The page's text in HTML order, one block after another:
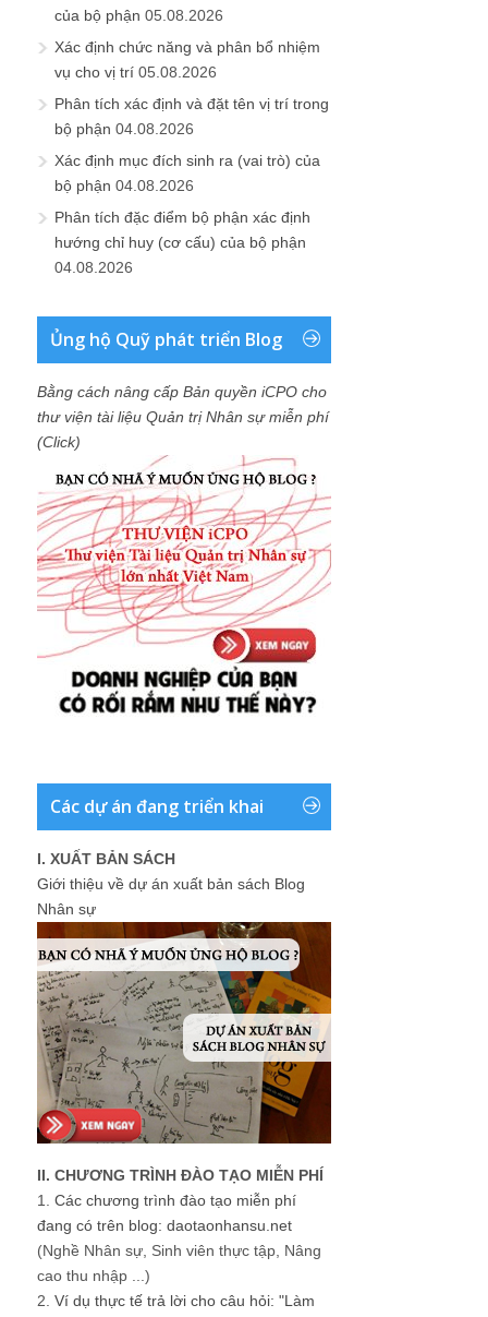
của bộ phận 05.08.2026
Xác định chức năng và phân bổ nhiệm
vụ cho vị trí 05.08.2026
Phân tích xác định và đặt tên vị trí trong
bộ phận 04.08.2026
Xác định mục đích sinh ra (vai trò) của
bộ phận 04.08.2026
Phân tích đặc điểm bộ phận xác định
hướng chỉ huy (cơ cấu) của bộ phận
04.08.2026
Ủng hộ Quỹ phát triển Blog
Bằng cách nâng cấp Bản quyền iCPO cho
thư viện tài liệu Quản trị Nhân sự miễn phí
(Click)
Các dự án đang triển khai
I. XUẤT BẢN SÁCH
Giới thiệu về dự án xuất bản sách Blog
Nhân sự
II. CHƯƠNG TRÌNH ĐÀO TẠO MIỄN PHÍ
1. Các chương trình đào tạo miễn phí
đang có trên blog: daotaonhansu.net
(Nghề Nhân sự, Sinh viên thực tập, Nâng
cao thu nhập ...)
2. Ví dụ thực tế trả lời cho câu hỏi: "Làm